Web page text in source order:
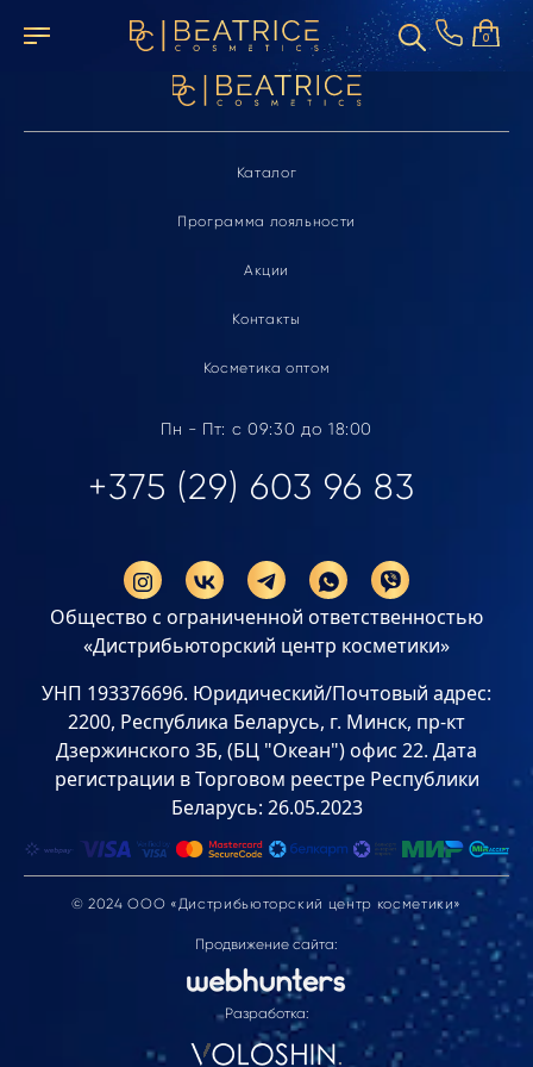
0
Элемент не найден
Каталог
Программа лояльности
Акции
Контакты
Косметика оптом
Пн - Пт: с 09:30 до 18:00
+375 (29) 603 96 83
Общество с ограниченной ответственностью
«Дистрибьюторский центр косметики»
УНП 193376696. Юридический/Почтовый адрес:
2200, Республика Беларусь, г. Минск, пр-кт
Дзержинского 3Б, (БЦ "Океан") офис 22. Дата
регистрации в Торговом реестре Республики
Беларусь: 26.05.2023
© 2024 ООО «Дистрибьюторский центр косметики»
Продвижение сайта:
Разработка: